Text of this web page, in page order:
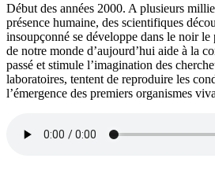
Début des années 2000. A plusieurs
présence humaine, des scientifiques
insoupçonné se développe dans le noir
de notre monde d’aujourd’hui aide à la
passé et stimule l’imagination des
laboratoires, tentent de reproduire les
l’émergence des premiers organismes